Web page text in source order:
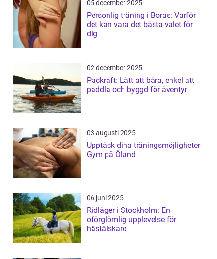
05 december 2025
Personlig träning i Borås: Varför
det kan vara det bästa valet för
dig
02 december 2025
Packraft: Lätt att bära, enkel att
paddla och byggd för äventyr
03 augusti 2025
Upptäck dina träningsmöjligheter:
Gym på Öland
06 juni 2025
Ridläger i Stockholm: En
oförglömlig upplevelse för
hästälskare